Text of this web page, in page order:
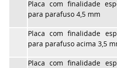
Placa com finalidade
para parafuso 4,5 mm
Placa com finalidade
para parafuso acima 3,5
Placa com finalidade